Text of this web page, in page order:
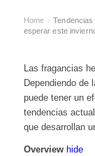
Home ›
esperar este
Las fragancias
Dependiendo de
puede tener un
tendencias
que desarrollan
Overview hide